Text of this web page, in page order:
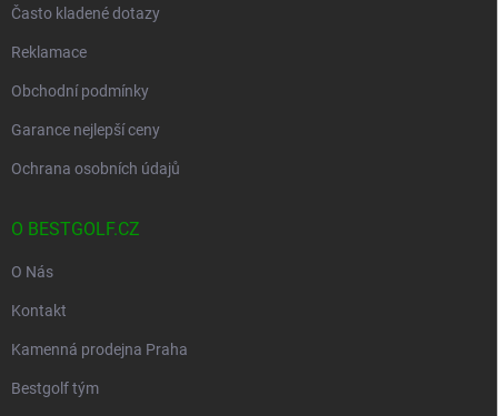
Často kladené dotazy
Reklamace
Obchodní podmínky
Garance nejlepší ceny
Ochrana osobních údajů
O BESTGOLF.CZ
O Nás
Kontakt
Kamenná prodejna Praha
Bestgolf tým